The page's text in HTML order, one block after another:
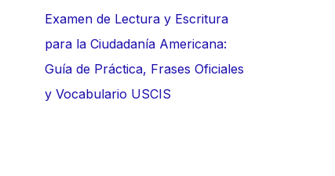
Examen de Lectura y Escritura
para la Ciudadanía Americana:
Guía de Práctica, Frases Oficiales
y Vocabulario USCIS